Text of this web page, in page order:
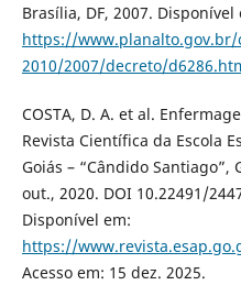
Brasília, DF, 2007. Disponível
https://www.planalto.gov.br/
2010/2007/decreto/
COSTA, D. A. et al.
Revista Científica da Escola
Goiás – “Cândido Santiago”,
out., 2020. DOI 10.22491/
Disponível em:
https://
Acesso em: 15 dez. 2025.